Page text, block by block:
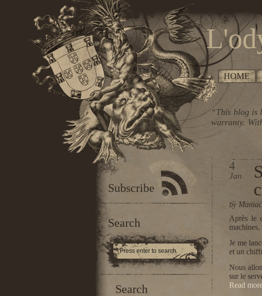
HOME
“This blog is
warranty.
Subscribe
Search
Search
4
Jan
by
Après le
machines.
Je me
et un
Nous
sur le
Read